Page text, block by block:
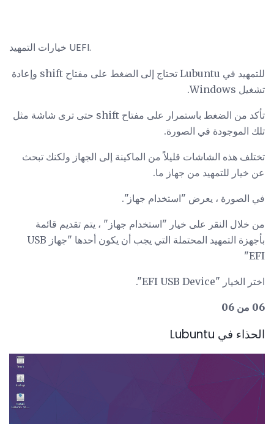
خيارات التمهيد UEFI.
للتمهيد في Lubuntu تحتاج إلى الضغط على مفتاح shift وإعادة
تشغيل Windows.
تأكد من الضغط باستمرار على مفتاح shift حتى ترى شاشة مثل
تلك الموجودة في الصورة.
تختلف هذه الشاشات قليلاً من الماكينة إلى الجهاز ولكنك تبحث
عن خيار للتمهيد من جهاز ما.
في الصورة ، يعرض "استخدام جهاز".
من خلال النقر على خيار "استخدام جهاز" ، يتم تقديم قائمة
بأجهزة التمهيد المحتملة التي يجب أن يكون أحدها "جهاز USB
EFI"
اختر الخيار "EFI USB Device".
06 من 06
الحذاء في Lubuntu